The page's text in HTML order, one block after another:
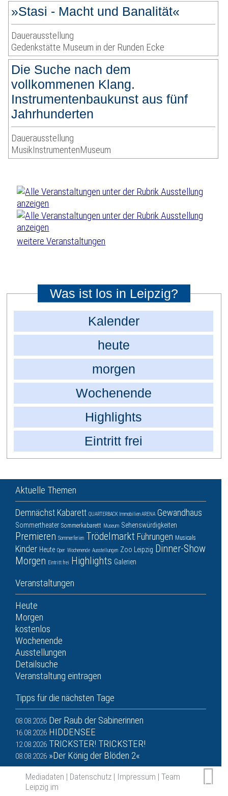
»Stasi - Macht und Banalität«
Dauerausstellung
Gedenkstätte Museum in der Runden Ecke
Die Suche nach dem
vollkommenen Klang.
Instrumentenbaukunst aus fünf
Jahrhunderten
Dauerausstellung
MusikInstrumentenMuseum
weitere Veranstaltungen
Was ist los in Leipzig?
Kalender
heute
morgen
Wochenende
Highlights
Eintritt frei
Aktuelle Themen
Demnächst Kabarett QUARTERBACK Immobilien ARENA Gewandhaus
Sommertheater Sommerkabarett Museum Sehenswürdigkeiten
Premieren Sommerferien Trödelmarkt Führungen Musicals
Kinder Heute Oper Wochenende Ausstellungen Zoo Leipzig Dinner-Show
Morgen Eintritt frei Highlights Galerien
Veranstaltungen
Heute
Morgen
kostenlos
Wochenende
Ausstellungen
Detailsuche
Veranstaltung eintragen
Tipps für die nächsten Tage
08.08.2026 Der Raub der Sabinerinnen
16.08.2026 HIDDENSEE
12.08.2026 TRICKSTER! TRICKSTER!
08.08.2026 »Der König der Blöden 2«
Mediadaten | Datenschutz | Impressum | Team
Leipzig im